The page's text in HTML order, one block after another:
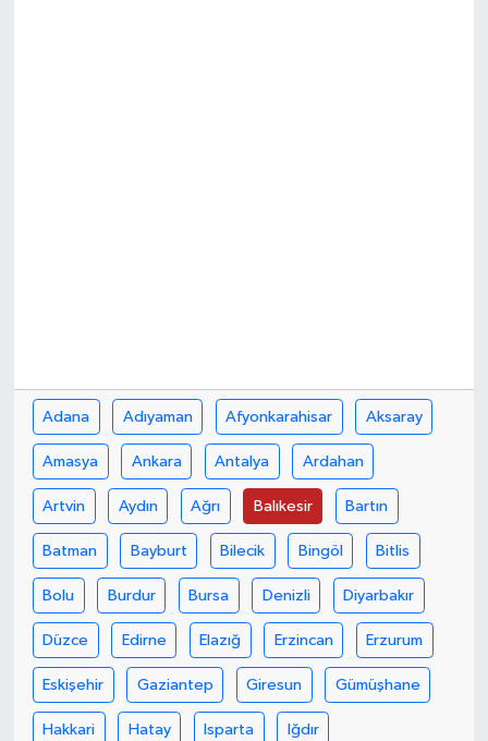
Adana Adıyaman Afyonkarahisar Aksaray
Amasya Ankara Antalya Ardahan
Artvin Aydın Ağrı Balıkesir Bartın
Batman Bayburt Bilecik Bingöl Bitlis
Bolu Burdur Bursa Denizli Diyarbakır
Düzce Edirne Elazığ Erzincan Erzurum
Eskişehir Gaziantep Giresun Gümüşhane
Hakkari Hatay Isparta Iğdır
MAGAZİN